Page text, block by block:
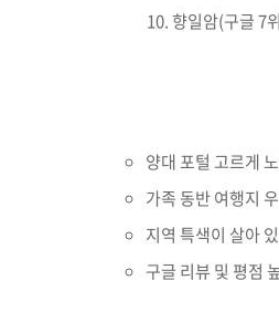
향일암(구글 7
양대 포털 고르게
가족 동반 여행지
지역 특색이 살아
구글 리뷰 및 평점